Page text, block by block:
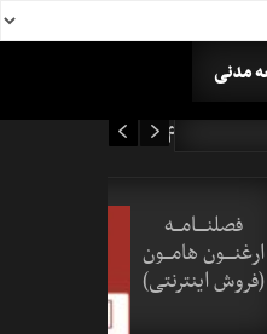
مدنی
فصلنــــامـــه
ارغنــــون هامـــون
(فروش اینترنتی)